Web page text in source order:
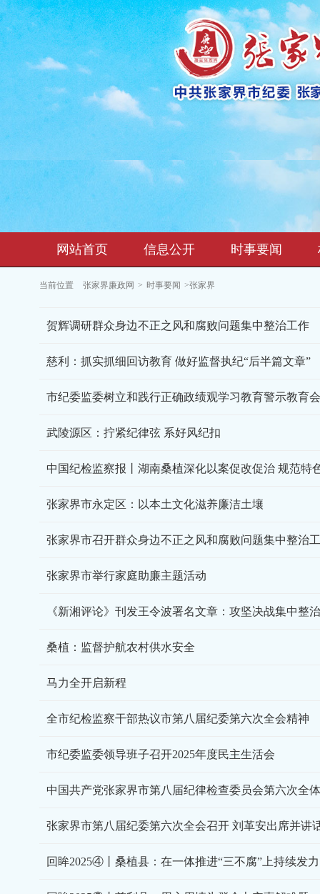
网站首页 信息公开 时事要闻
当前位置 张家界廉政网 > 时事要闻 >张家界
贺辉调研群众身边不正之风和腐败问题集中整治工作
慈利：抓实抓细回访教育 做好监督执纪“后半篇文章”
市纪委监委树立和践行正确政绩观学习教育警示教育
武陵源区：拧紧纪律弦 系好风纪扣
中国纪检监察报丨湖南桑植深化以案促改促治 规范特
张家界市永定区：以本土文化滋养廉洁土壤
张家界市召开群众身边不正之风和腐败问题集中整治
张家界市举行家庭助廉主题活动
《新湘评论》刊发王令波署名文章：攻坚决战集中整
桑植：监督护航农村供水安全
马力全开启新程
全市纪检监察干部热议市第八届纪委第六次全会精神
市纪委监委领导班子召开2025年度民主生活会
中国共产党张家界市第八届纪律检查委员会第六次全
张家界市第八届纪委第六次全会召开 刘革安出席并讲
回眸2025④丨桑植县：在一体推进“三不腐”上持续发力